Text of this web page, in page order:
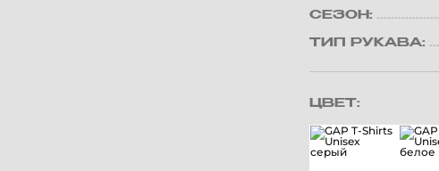
СЕЗОН:
ТИП РУКАВА:
ЦВЕТ: